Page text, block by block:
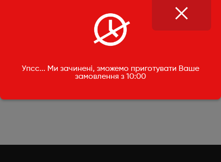
0,5л
Упсс... Ми зачинені, зможемо приготувати Ваше
замовлення з 10:00